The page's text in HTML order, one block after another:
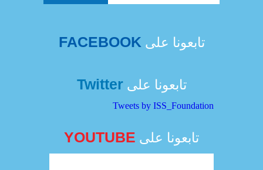
تابعونا على FACEBOOK
تابعونا علىTwitter
Tweets by ISS_Foundation
تابعونا على YOUTUBE